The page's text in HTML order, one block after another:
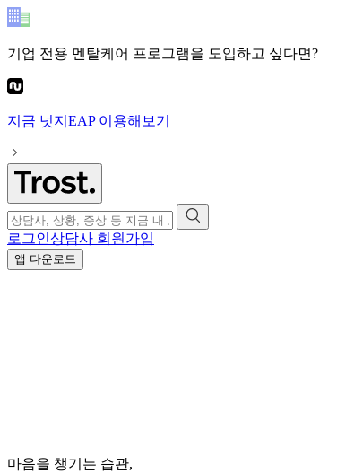
기업 전용 멘탈케어 프로그램을 도입하고 싶다면?
지금 넛지EAP이용해보기
로그인상담사 회원가입
앱 다운로드
마음을 챙기는 습관,